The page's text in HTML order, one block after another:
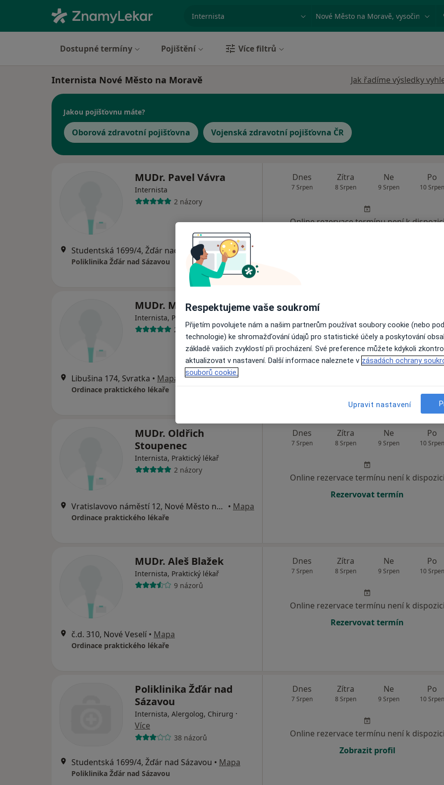
Město nebo region
Dostupné termíny Pojištění Více filtrů
Internista Nové Město na Moravě Jak řadíme výsledky
Jakou pojišťovnu máte?
Oborová zdravotní pojišťovna Vojenská zdravotní pojišťovna ČR
MUDr. Pavel Vávra
Internista
2 názory
Studentská 1699/4, Žďár nad Sázavou•Mapa
Poliklinika Žďár nad Sázavou
Dnes
7 Srpen
Zítra
8 Srpen
Ne
9 Srpen
Po
10 Srpen
Online rezervace termínu není k
MUDr. Miroslav Seyček
Internista, Praktický lékař
2 názory
Libušina 174, Svratka • Mapa
Ordinace praktického lékaře
Dnes
Online rezervace termínu není k
Rezervovat termín
MUDr. Oldřich
Stoupenec
Internista, Praktický lékař
2 názory
Vratislavovo náměstí 12, Nové Město na Moravě • Mapa
Ordinace praktického lékaře
Dnes
7 Srpen
Zítra
8 Srpen
Ne
9 Srpen
Po
10 Srpen
Online rezervace termínu není k dispozici
Rezervovat termín
MUDr. Aleš Blažek
Internista, Praktický lékař
9 názorů
č.d. 310, Nové Veselí • Mapa
Ordinace praktického lékaře
Dnes
7 Srpen
Zítra
8 Srpen
Ne
9 Srpen
Po
10 Srpen
Online rezervace termínu není k dispozici
Rezervovat termín
Poliklinika Žďár nad
Sázavou
Internista, Alergolog, Chirurg ·
Více
38 názorů
Studentská 1699/4, Žďár nad Sázavou • Mapa
Poliklinika Žďár nad Sázavou
Dnes
7 Srpen
Zítra
8 Srpen
Ne
9 Srpen
Po
10 Srpen
Online rezervace termínu není k dispozici
Zobrazit profil
Respektujeme vaše soukromí
Přijetím povolujete nám a našim partnerům používat soubory cookie (nebo
technologie) ke shromažďování údajů pro statistické účely a poskytování
základě vašich zvyklostí při procházení. Své preference můžete kdykoli
aktualizovat v nastavení. Další informace naleznete v zásadách ochrany
souborů cookie.
Upravit nastavení